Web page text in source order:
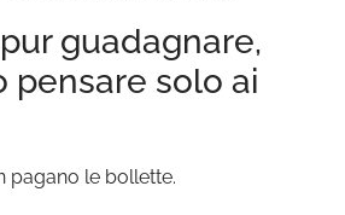
guadagnare,
pensare solo ai
pagano le bollette.